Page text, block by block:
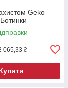
Geko
065,33 ₴
Купити